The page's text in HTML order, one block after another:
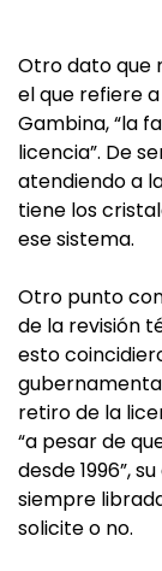
Otro dato que
el que refiere
Gambina, “la
licencia”. De
atendiendo a
tiene los
ese sistema.
Otro punto
de la revisión
esto
retiro de la
“a pesar de
desde 1996”,
siempre
solicite o no.